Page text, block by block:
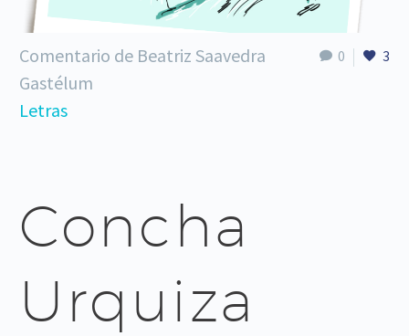
0 3
Comentario de Beatriz Saavedra
Gastélum
Letras
Concha
Urquiza